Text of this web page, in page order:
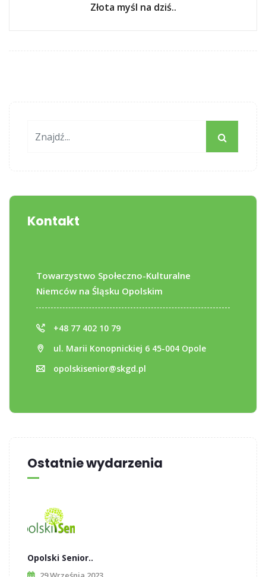
Złota myśl na dziś..
Kontakt
Towarzystwo Społeczno-Kulturalne
Niemców na Śląsku Opolskim
+48 77 402 10 79
ul. Marii Konopnickiej 6 45-004 Opole
opolskisenior@skgd.pl
Ostatnie wydarzenia
Opolski Senior..